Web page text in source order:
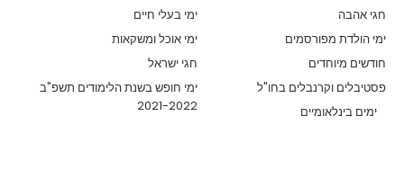
ימי בעלי חיים
חגי אהבה
ימי אוכל ומשקאות
ימי הולדת מפורסמים
חגי ישראל
חודשים מיוחדים
ימי חופש בשנת הלימודים תשפ"ב
2021-2022
פסטיבלים וקרנבלים בחו"ל
ימים בינלאומיים